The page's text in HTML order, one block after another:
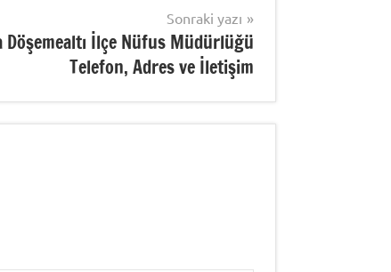
Sonraki yazı
Döşemealtı İlçe Nüfus Müdürlüğü
Telefon, Adres ve İletişim